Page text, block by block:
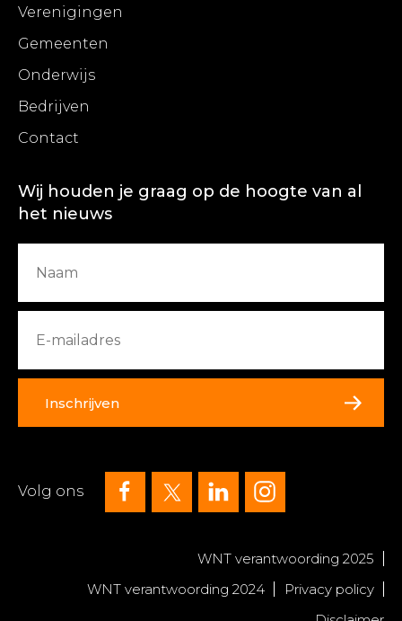
Verenigingen
Gemeenten
Onderwijs
Bedrijven
Contact
Wij houden je graag op de hoogte van al
het nieuws
Inschrijven
Volg ons
WNT verantwoording 2025
WNT verantwoording 2024
Privacy policy